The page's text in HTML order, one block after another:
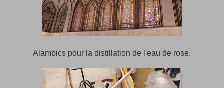
Alambics pour la distillation de l'eau de rose.